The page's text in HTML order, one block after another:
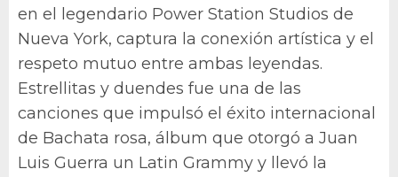
en el legendario Power Station Studios de
Nueva York, captura la conexión artística y el
respeto mutuo entre ambas leyendas.
Estrellitas y duendes fue una de las
canciones que impulsó el éxito internacional
de Bachata rosa, álbum que otorgó a Juan
Luis Guerra un Latin Grammy y llevó la